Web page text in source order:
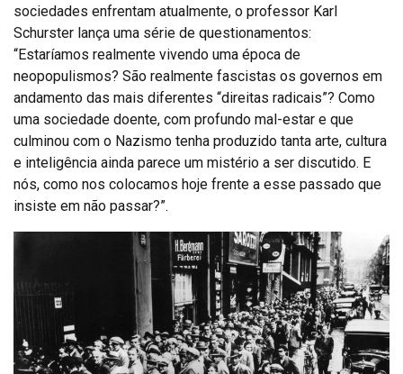
sociedades enfrentam atualmente, o professor Karl
Schurster lança uma série de questionamentos:
“Estaríamos realmente vivendo uma época de
neopopulismos? São realmente fascistas os governos em
andamento das mais diferentes “direitas radicais”? Como
uma sociedade doente, com profundo mal-estar e que
culminou com o Nazismo tenha produzido tanta arte, cultura
e inteligência ainda parece um mistério a ser discutido. E
nós, como nos colocamos hoje frente a esse passado que
insiste em não passar?”.